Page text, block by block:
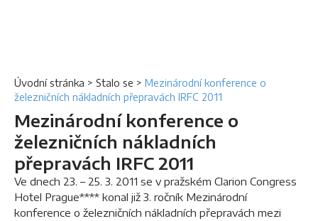
Úvodní stránka > Stalo se > Mezinárodní konference o
železničních nákladních přepravách IRFC 2011
Mezinárodní konference o
železničních nákladních
přepravách IRFC 2011
Ve dnech 23. – 25. 3. 2011 se v pražském Clarion Congress
Hotel Prague**** konal již 3. ročník Mezinárodní
konference o železničních nákladních přepravách mezi